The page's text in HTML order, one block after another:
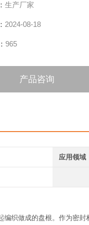
生产厂家
2024-08-18
965
产品咨询
应用领域
织做成的盘根。作为密